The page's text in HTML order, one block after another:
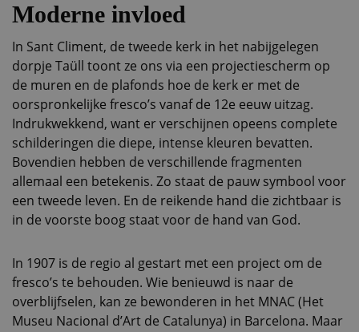
Moderne invloed
In Sant Climent, de tweede kerk in het nabijgelegen
dorpje Taüll toont ze ons via een projectiescherm op
de muren en de plafonds hoe de kerk er met de
oorspronkelijke fresco’s vanaf de 12e eeuw uitzag.
Indrukwekkend, want er verschijnen opeens complete
schilderingen die diepe, intense kleuren bevatten.
Bovendien hebben de verschillende fragmenten
allemaal een betekenis. Zo staat de pauw symbool voor
een tweede leven. En de reikende hand die zichtbaar is
in de voorste boog staat voor de hand van God.
In 1907 is de regio al gestart met een project om de
fresco’s te behouden. Wie benieuwd is naar de
overblijfselen, kan ze bewonderen in het MNAC (Het
Museu Nacional d’Art de Catalunya) in Barcelona. Maar